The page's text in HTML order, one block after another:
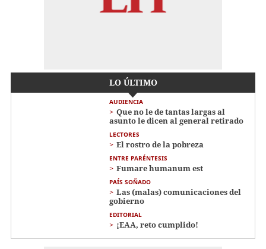
LO ÚLTIMO
AUDIENCIA
Que no le de tantas largas al
asunto le dicen al general retirado
LECTORES
El rostro de la pobreza
ENTRE PARÉNTESIS
Fumare humanum est
PAÍS SOÑADO
Las (malas) comunicaciones del
gobierno
EDITORIAL
¡EAA, reto cumplido!